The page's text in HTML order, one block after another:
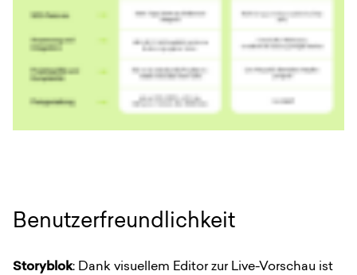
Benutzerfreundlichkeit
Storyblok: Dank visuellem Editor zur Live-Vorschau ist